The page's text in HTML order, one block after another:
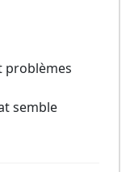
problèmes
semble